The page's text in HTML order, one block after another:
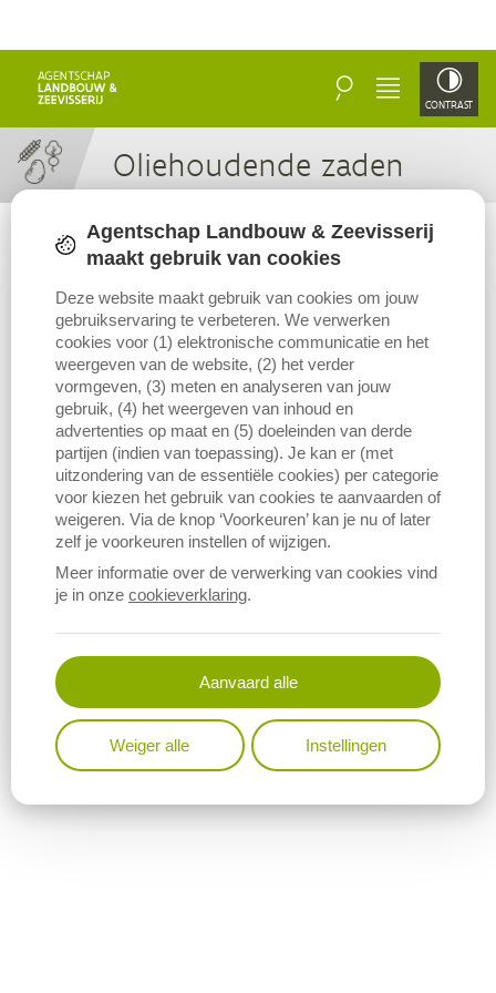
ZOEKEN MENU CONTRAST
Olie­hou­den­de zaden
Agentschap Landbouw & Zeevisserij
maakt gebruik van cookies
Deze website maakt gebruik van cookies om jouw
gebruikservaring te verbeteren. We verwerken
cookies voor (1) elektronische communicatie en het
weergeven van de website, (2) het verder
vormgeven, (3) meten en analyseren van jouw
gebruik, (4) het weergeven van inhoud en
advertenties op maat en (5) doeleinden van derde
partijen (indien van toepassing). Je kan er (met
uitzondering van de essentiële cookies) per categorie
voor kiezen het gebruik van cookies te aanvaarden of
weigeren. Via de knop ‘Voorkeuren’ kan je nu of later
zelf je voorkeuren instellen of wijzigen.
Meer informatie over de verwerking van cookies vind
je in onze cookieverklaring.
Aanvaard alle
Weiger alle Instellingen